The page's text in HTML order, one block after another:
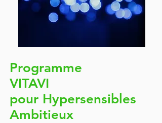
Programme
VITAVI
pour Hypersensibles
Ambitieux